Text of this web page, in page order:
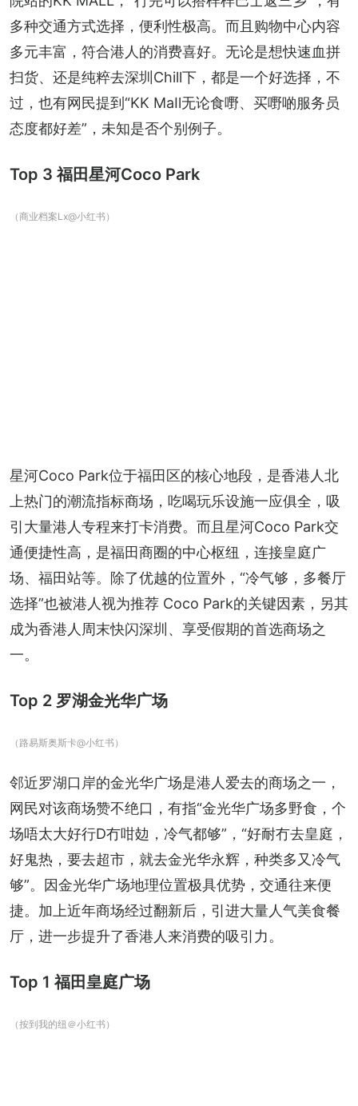
多种交通方式选择，便利性极高。而且购物中心内容
多元丰富，符合港人的消费喜好。无论是想快速血拼
扫货、还是纯粹去深圳Chill下，都是一个好选择，不
过，也有网民提到“KK MaIl无论食嘢、买嘢啲服务员
态度都好差”，未知是否个别例子。
Top 3 福田星河Coco Park
（商业档案Lx@小红书）
星河Coco Park位于福田区的核心地段，是香港人北
上热门的潮流指标商场，吃喝玩乐设施一应俱全，吸
引大量港人专程来打卡消费。而且星河Coco Park交
通便捷性高，是福田商圈的中心枢纽，连接皇庭广
场、福田站等。除了优越的位置外，“冷气够，多餐厅
选择”也被港人视为推荐 Coco Park的关键因素，另其
成为香港人周末快闪深圳、享受假期的首选商场之
一。
Top 2 罗湖金光华广场
（路易斯奥斯卡@小红书）
邻近罗湖口岸的金光华广场是港人爱去的商场之一，
网民对该商场赞不绝口，有指“金光华广场多野食，个
场唔太大好行D冇咁攰，冷气都够”，“好耐冇去皇庭，
好鬼热，要去超市，就去金光华永辉，种类多又冷气
够”。因金光华广场地理位置极具优势，交通往来便
捷。加上近年商场经过翻新后，引进大量人气美食餐
厅，进一步提升了香港人来消费的吸引力。
Top 1 福田皇庭广场
（按到我的纽＠小红书）